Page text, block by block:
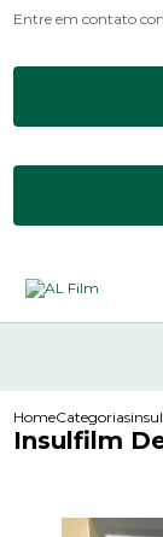
Entre em contato
HomeCategorias
Insulfilm